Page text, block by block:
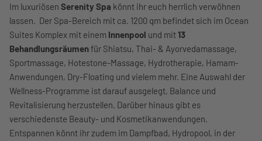
Im luxuriösen Serenity Spa könnt ihr euch herrlich verwöhnen
lassen. Der Spa-Bereich mit ca. 1200 qm befindet sich im Ocean
Suites Komplex mit einem Innenpool und mit13
Behandlungsräumenfür Shiatsu, Thai- & Ayorvedamassage,
Sportmassage, Hotestone-Massage, Hydrotherapie, Hamam-
Anwendungen, Dry-Floating und vielem mehr. Eine Auswahl der
Wellness-Programme ist darauf ausgelegt, Balance und
Revitalisierung herzustellen. Darüber hinaus gibt es
verschiedenste Beauty- und Kosmetikanwendungen.
Entspannen könnt ihr zudem im Dampfbad, Hydropool, in der